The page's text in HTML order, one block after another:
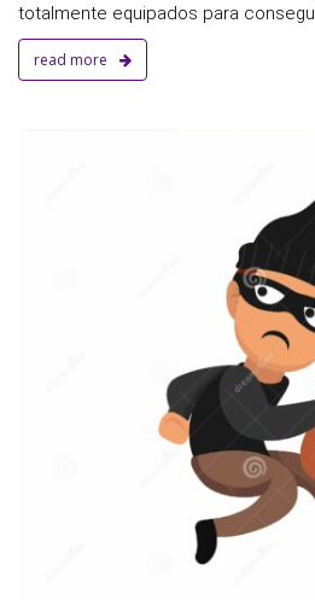
totalmente equipados para
read more